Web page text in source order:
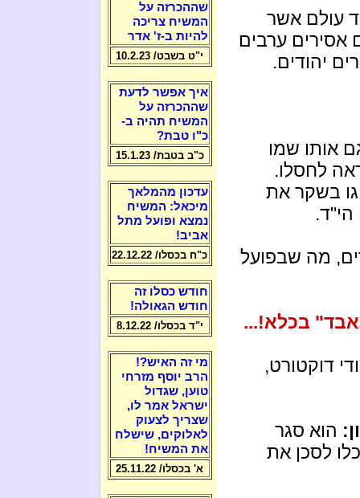
עולם אשר
אסירים ערבים
יהודים.
אותו שמו
לחסלו.
בשקר את
הי"ד.
מה שבפועל
בכלא!...
דוקטורט,
הוא סגר
לסכן את
שההכרזה על
המשיח צריכה
להיות ב-ז' אדר
י"ט בשבט/ 10.2.23
איך אפשר לדעת
שההכרזה על
המשיח תהיה ב-
כ"ו טבת?
כ"ב בטבת/ 15.1.23
עדכון מהמלאך
מיכאל: המשיח
נמצא ופועל מתל
אביב!
כ"ח בכסלו/ 22.12.22
חודש כסלו זה
חודש הגאולה!
י"ד בכסלו/ 8.12.22
מי זה האיש?!
הרב יוסף מזרחי
טוען, שגדול
ישראל אמר לו,
שצריך לצעוק
לאלוקים, שישלח
את המשיח!
א' בכסלו/ 25.11.22